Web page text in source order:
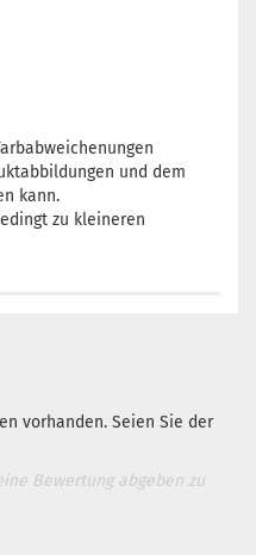
und dem
kann.
zu kleineren
vorhanden. Seien Sie der
Bewertung abgeben zu